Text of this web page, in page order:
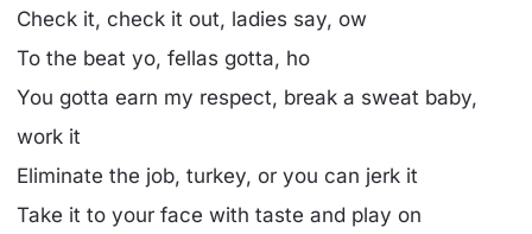
Check it, check it out, ladies say, ow
To the beat yo, fellas gotta, ho
You gotta earn my respect, break a sweat baby,
work it
Eliminate the job, turkey, or you can jerk it
Take it to your face with taste and play on